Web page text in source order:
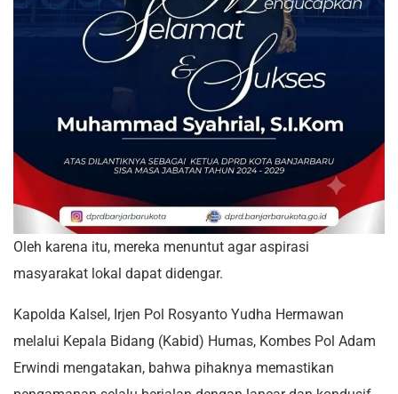
Oleh karena itu, mereka menuntut agar aspirasi
masyarakat lokal dapat didengar.
Kapolda Kalsel, Irjen Pol Rosyanto Yudha Hermawan
melalui Kepala Bidang (Kabid) Humas, Kombes Pol Adam
Erwindi mengatakan, bahwa pihaknya memastikan